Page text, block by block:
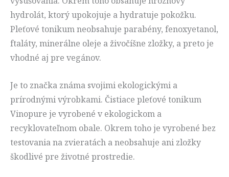
hydrolát, ktorý upokojuje a hydratuje pokožku.
Pleťové tonikum neobsahuje parabény, fenoxyetanol,
ftaláty, minerálne oleje a živočíšne zložky, a preto je
vhodné aj pre vegánov.
Je to značka známa svojimi ekologickými a
prírodnými výrobkami. Čistiace pleťové tonikum
Vinopure je vyrobené v ekologickom a
recyklovateľnom obale. Okrem toho je vyrobené bez
testovania na zvieratách a neobsahuje ani zložky
škodlivé pre životné prostredie.